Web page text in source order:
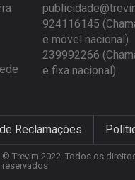
924116145
e móvel nacional)
239992266
e fixa nacional)
Reclamações
© Trevim 2022. Todos os
reservados